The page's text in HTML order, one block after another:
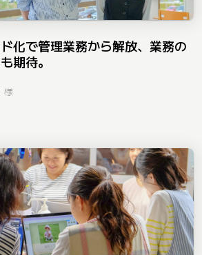
化で管理業務から解放、業務の
期待。
様